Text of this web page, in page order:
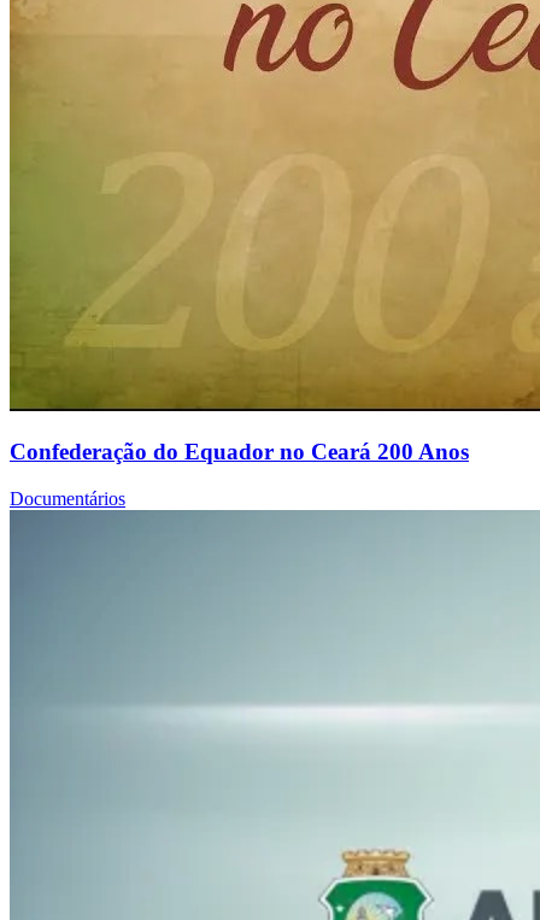
Confederação do Equador no Ceará 200 Anos
Documentários